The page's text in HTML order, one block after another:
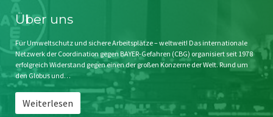
Impressum
Störfälle
Stichwort BAYER
Jahrestagung
SPENDEN
Über uns
Für Umweltschutz und sichere Arbeitsplätze – weltweit! Das internationale
Netzwerk der Coordination gegen BAYER-Gefahren (CBG) organisiert seit 1978
erfolgreich Widerstand gegen einen der großen Konzerne der Welt. Rund um
den Globus und…
Weiterlesen